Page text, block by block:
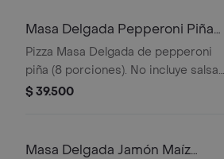
Masa Delgada Pepperoni Piña
Mediana
Pizza Masa Delgada de pepperoni
piña (8 porciones). No incluye salsa
de ajo, llevala por $2.900 adicionales.
$ 39.500
Masa Delgada Jamón Maíz